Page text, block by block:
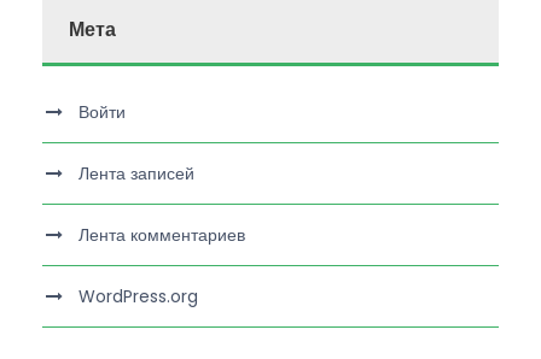
Мета
Войти
Лента записей
Лента комментариев
WordPress.org